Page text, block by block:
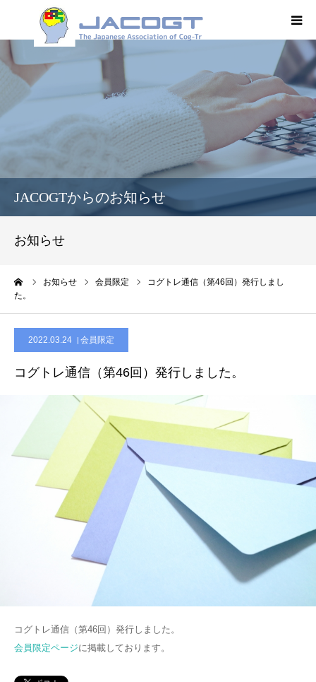
JACOGTからのお知らせ
お知らせ
お知らせ 会員限定
コグトレ通信（第46回）発行しまし
た。
2022.03.24 会員限定
コグトレ通信（第46回）発行しました。
コグトレ通信（第46回）発行しました。
会員限定ページに掲載しております。
HOME
オンデマンド
会員限定ページ